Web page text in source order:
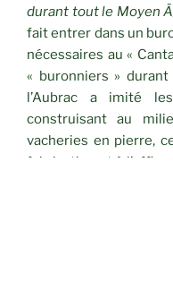
durant tout le Moyen
fait entrer dans un
nécessaires au «
« buronniers »
l’Aubrac a imité
construisant au
vacheries en pierre,
fabrication et à